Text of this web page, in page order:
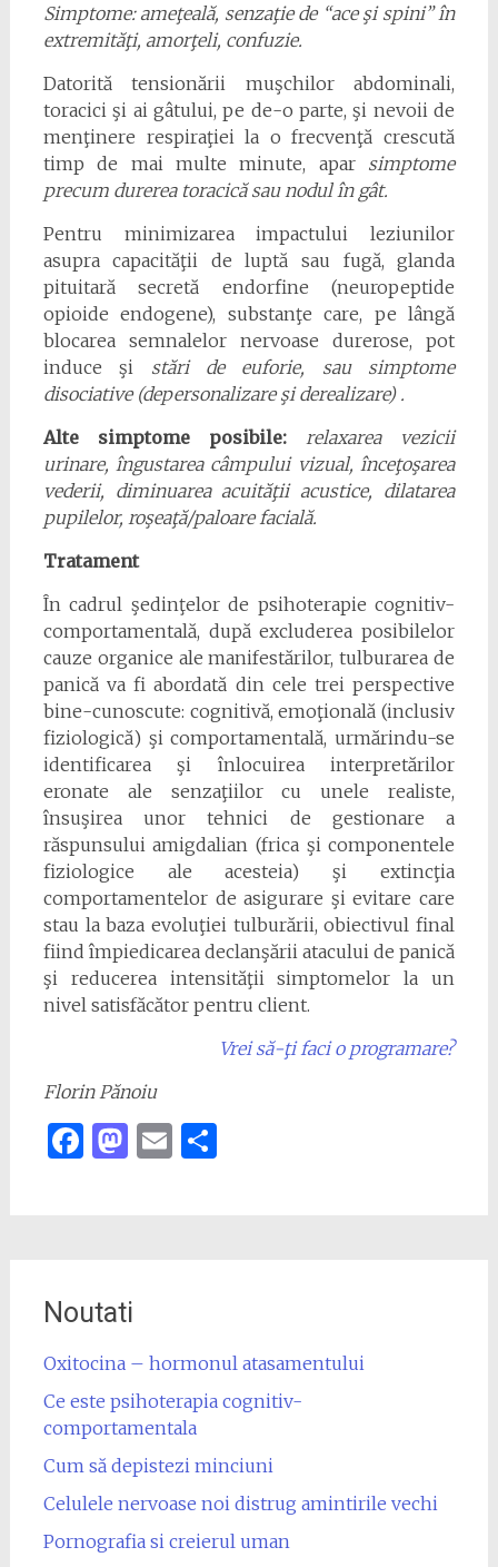
Simptome: ameţeală, senzaţie de “ace şi spini” în
extremităţi, amorţeli, confuzie.
Datorită tensionării muşchilor abdominali,
toracici şi ai gâtului, pe de-o parte, şi nevoii de
menţinere respiraţiei la o frecvenţă crescută
timp de mai multe minute, apar simptome
precum durerea toracică sau nodul în gât.
Pentru minimizarea impactului leziunilor
asupra capacităţii de luptă sau fugă, glanda
pituitară secretă endorfine (neuropeptide
opioide endogene), substanţe care, pe lângă
blocarea semnalelor nervoase durerose, pot
induce şi stări de euforie, sau simptome
disociative (depersonalizare şi derealizare) .
Alte simptome posibile:
relaxarea vezicii
urinare, îngustarea câmpului vizual, înceţoşarea
vederii, diminuarea acuităţii acustice, dilatarea
pupilelor, roşeaţă/paloare facială.
Tratament
În cadrul şedinţelor de psihoterapie cognitiv-
comportamentală, după excluderea posibilelor
cauze organice ale manifestărilor, tulburarea de
panică va fi abordată din cele trei perspective
bine-cunoscute: cognitivă, emoţională (inclusiv
fiziologică) şi comportamentală, urmărindu-se
identificarea şi înlocuirea interpretărilor
eronate ale senzaţiilor cu unele realiste,
însuşirea unor tehnici de gestionare a
răspunsului amigdalian (frica şi componentele
fiziologice ale acesteia) şi extincţia
comportamentelor de asigurare şi evitare care
stau la baza evoluţiei tulburării, obiectivul final
fiind împiedicarea declanşării atacului de panică
şi reducerea intensităţii simptomelor la un
nivel satisfăcător pentru client.
Vrei să-ţi faci o programare?
Florin Pănoiu
Facebook
Mastodon
EmailShare
Noutati
Oxitocina – hormonul atasamentului
Ce este psihoterapia cognitiv-
comportamentala
Cum să depistezi minciuni
Celulele nervoase noi distrug amintirile vechi
Pornografia si creierul uman